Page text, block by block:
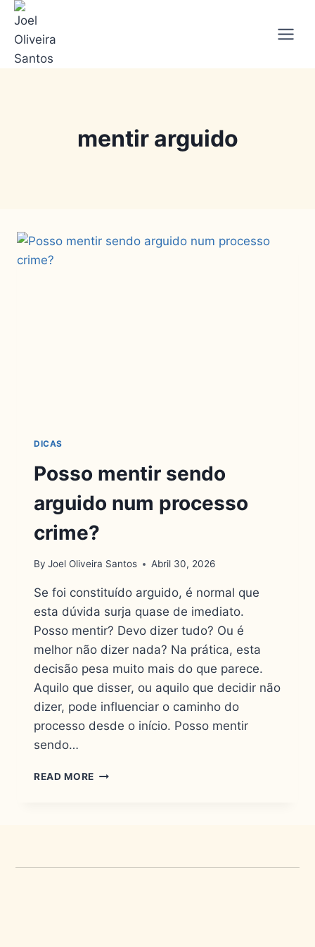
mentir arguido
DICAS
Posso mentir sendo
arguido num processo
crime?
By Joel Oliveira Santos Abril 30, 2026
Se foi constituído arguido, é normal que
esta dúvida surja quase de imediato.
Posso mentir? Devo dizer tudo? Ou é
melhor não dizer nada? Na prática, esta
decisão pesa muito mais do que parece.
Aquilo que disser, ou aquilo que decidir não
dizer, pode influenciar o caminho do
processo desde o início. Posso mentir
sendo…
READ MORE